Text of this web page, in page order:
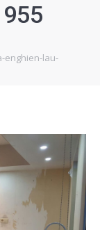
enghien-lau-